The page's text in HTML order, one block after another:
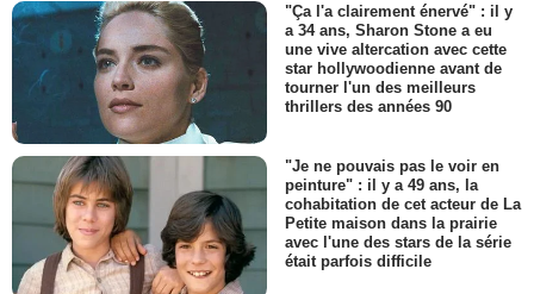
"Ça l'a clairement énervé" : il y
a 34 ans, Sharon Stone a eu
une vive altercation avec cette
star hollywoodienne avant de
tourner l'un des meilleurs
thrillers des années 90
"Je ne pouvais pas le voir en
peinture" : il y a 49 ans, la
cohabitation de cet acteur de La
Petite maison dans la prairie
avec l'une des stars de la série
était parfois difficile